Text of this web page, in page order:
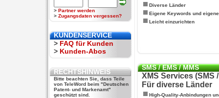
> Partner werden
> Zugangsdaten vergessen?
KUNDENSERVICE
> FAQ für Kunden
> Kunden-Abos
RECHTSHINWEIS
Bitte beachten Sie, dass Teile
von TeleWord beim "Deutschen
Patent- und Markenamt"
geschützt sind.
Diverse Länder
Eigene Keywords und
Leicht einzurichten
SMS / EMS / MMS
XMS Services (SMS
Für diverse Länder
High-Quality-Anbindungen